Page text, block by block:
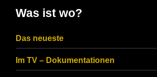
CAPTCHA
ensure
Was ist wo?
Das neueste
Im TV – Dokumentationen